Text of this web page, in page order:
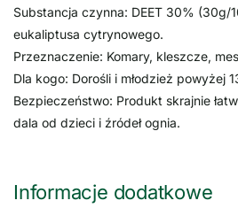
Substancja czynna: DEET 30% (30g/
eukaliptusa cytrynowego.
Przeznaczenie: Komary, kleszcze,
Dla kogo: Dorośli i młodzież powyżej
Bezpieczeństwo: Produkt skrajnie
dala od dzieci i źródeł ognia.
Informacje dodatkowe